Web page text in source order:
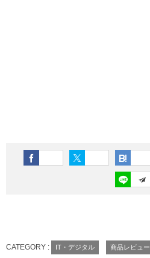
CATEGORY : IT・デジタル 商品レビュー